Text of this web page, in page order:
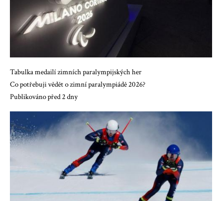
Tabulka medailí zimních paralympijských her
Co potřebuji vědět o zimní paralympiádě 2026?
Publikováno před 2 dny